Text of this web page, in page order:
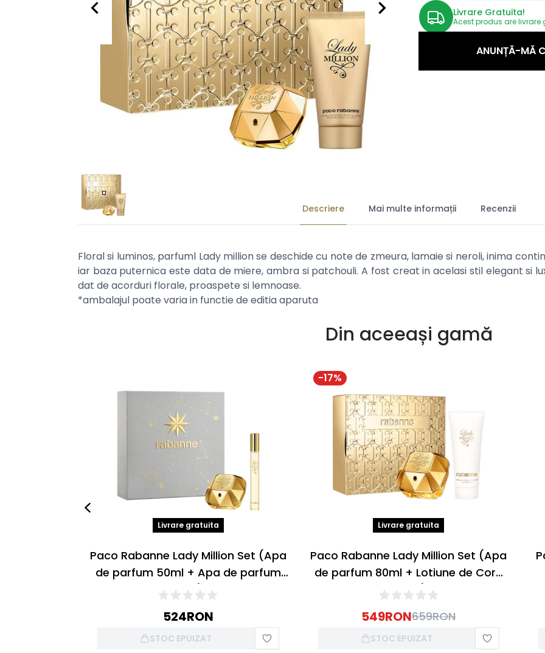
Livrare Gratuita!
Acest produs are livrare
ANUNȚĂ-MĂ
Descriere Mai multe informații Recenzii
Floral si luminos, parfuml Lady million se deschide cu note de zmeura, lamaie si neroli, inima
iar baza puternica este data de miere, ambra si patchouli. A fost creat in acelasi stil elegant si
dat de acorduri florale, proaspete si lemnoase.
*ambalajul poate varia in functie de editia aparuta
Din aceeași gamă
Livrare gratuita
Paco Rabanne Lady Million Set (Apa
de parfum 50ml + Apa de parfum
10ml)
524RON
STOC EPUIZAT
-17%
Livrare gratuita
Paco Rabanne Lady Million Set (Apa
de parfum 80ml + Lotiune de Corp
100ml)
549RON659RON
STOC EPUIZAT